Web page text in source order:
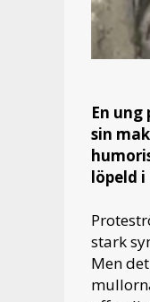
En
sin
löpeld i
stark
Men